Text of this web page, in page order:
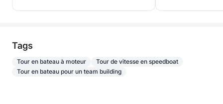
Tags
Tour en bateau à moteur
Tour de vitesse en speedboat
Tour en bateau pour un team building